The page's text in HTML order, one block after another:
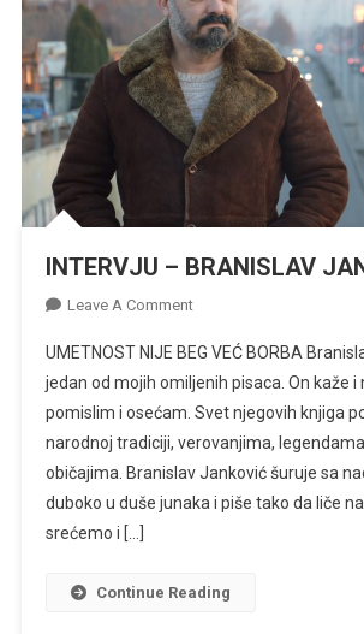
INTERVJU – BRANISLAV
Leave A CommentOn
–
BRANISLAV
JANKOVIĆ
UMETNOST NIJE BEG VEĆ BORBA
jedan od mojih omiljenih pisaca. On kaže i
pomislim i osećam. Svet njegovih knjiga
narodnoj tradiciji, verovanjima,
običajima. Branislav Janković šuruje sa
duboko u duše junaka i piše tako da liče
srećemo i […]
Continue Reading